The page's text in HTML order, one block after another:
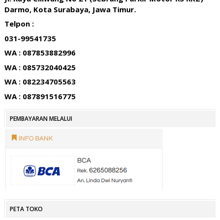
Darmo, Kota Surabaya, Jawa Timur.
Telpon :
031-99541735
WA : 087853882996
WA : 085732040425
WA : 082234705563
WA : 087891516775
PEMBAYARAN MELALUI
PETA TOKO